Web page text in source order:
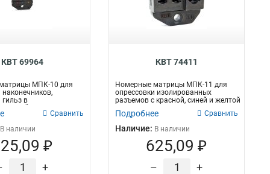
КВТ 69964
МПК-10 для
наконечников,
в
изоляц...
Сравнить
В наличии
₽
+
КВТ 74411
Номерные матрицы МПК-11 для
опрессовки изолированных
разъемов с красной, синей и желтой
манжета...
Подробнее Сравнить
Наличие: В наличии
625,09 ₽
– +